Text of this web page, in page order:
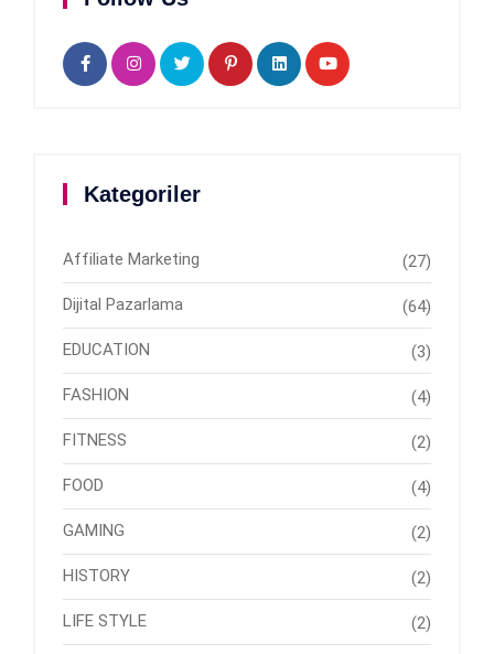
Kategoriler
Affiliate Marketing (27)
Dijital Pazarlama (64)
EDUCATION (3)
FASHION (4)
FITNESS (2)
FOOD (4)
GAMING (2)
HISTORY (2)
LIFE STYLE (2)